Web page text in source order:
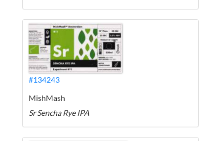
#134243
MishMash
Sr Sencha Rye IPA